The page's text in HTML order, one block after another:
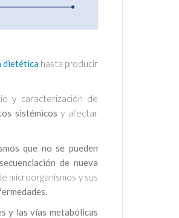
dietética hasta producir
y caracterización de
sistémicosy afectar
que no se pueden
secuenciación de nueva
microorganismos y sus
y las vías metabólicas